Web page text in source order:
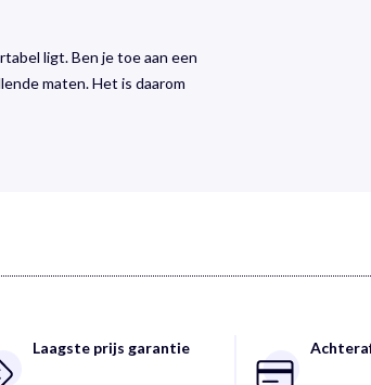
ligt. Ben je toe aan een
maten. Het is daarom
Laagste prijs garantie